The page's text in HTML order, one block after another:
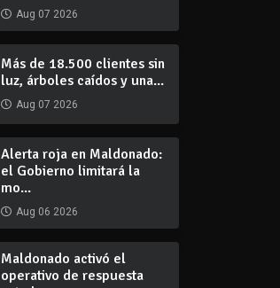
Aug 07 2026
Más de 18.500 clientes sin
luz, árboles caídos y una...
Aug 07 2026
Alerta roja en Maldonado:
el Gobierno limitará la
mo...
Aug 06 2026
Maldonado activó el
operativo de respuesta